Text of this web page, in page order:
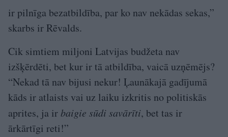
ir pilnīga bezatbildība, par ko nav nekādas sekas,”
skarbs ir Rēvalds.
Cik simtiem miljoni Latvijas budžeta nav
izšķērdēti, bet kur ir tā atbildība, vaicā uzņēmējs?
“Nekad tā nav bijusi nekur! Ļaunākajā gadījumā
kāds ir atlaists vai uz laiku izkritis no politiskās
aprites, ja irbaigie sūdi savārīti, bet tas ir
ārkārtīgi reti!”